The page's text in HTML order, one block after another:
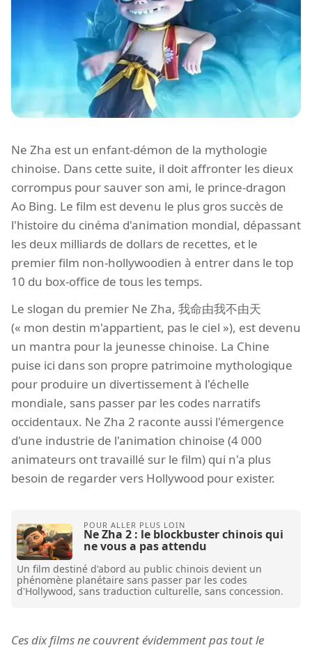
Ne Zha est un enfant-démon de la mythologie
chinoise. Dans cette suite, il doit affronter les dieux
corrompus pour sauver son ami, le prince-dragon
Ao Bing. Le film est devenu le plus gros succès de
l'histoire du cinéma d'animation mondial, dépassant
les deux milliards de dollars de recettes, et le
premier film non-hollywoodien à entrer dans le top
10 du box-office de tous les temps.
Le slogan du premier Ne Zha, 我命由我不由天
(« mon destin m'appartient, pas le ciel »), est devenu
un mantra pour la jeunesse chinoise. La Chine
puise ici dans son propre patrimoine mythologique
pour produire un divertissement à l'échelle
mondiale, sans passer par les codes narratifs
occidentaux. Ne Zha 2 raconte aussi l'émergence
d'une industrie de l'animation chinoise (4 000
animateurs ont travaillé sur le film) qui n'a plus
besoin de regarder vers Hollywood pour exister.
Ne Zha 2 : le blockbuster chinois qui
ne vous a pas attendu
Un film destiné d'abord au public chinois devient un
phénomène planétaire sans passer par les codes
d'Hollywood, sans traduction culturelle, sans concession.
Ces dix films ne couvrent évidemment pas tout le